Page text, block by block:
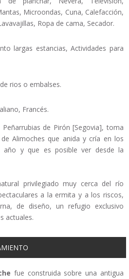
Microondas, Cuna, Calefacción,
Ropa de cama, Secador.
largas estancias, Actividades para
rios o embalses.
Francés.
de Pirón [Segovia], toma
Alimoches que anida y cría en los
año y que es posible ver desde la
privilegiado muy cerca del río
a la ermita y a los riscos,
de diseño, un refugio exclusivo
actuales.
fue construida sobre una antigua